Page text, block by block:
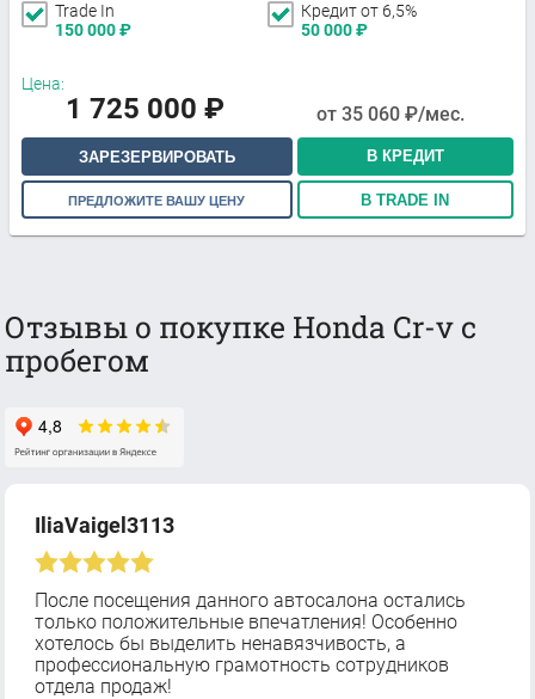
Trade In
150 000₽
Кредит от 6,5%
50 000₽
Цена:
1 725 000 ₽ от 35 060 ₽/мес.
ЗАРЕЗЕРВИРОВАТЬ В КРЕДИТ
ПРЕДЛОЖИТЕ ВАШУ ЦЕНУ В TRADE IN
Отзывы о покупке Honda Cr-v с
пробегом
IliaVaigel3113
После посещения данного автосалона остались
только положительные впечатления! Особенно
хотелось бы выделить ненавязчивость, а
профессиональную грамотность сотрудников
отдела продаж!